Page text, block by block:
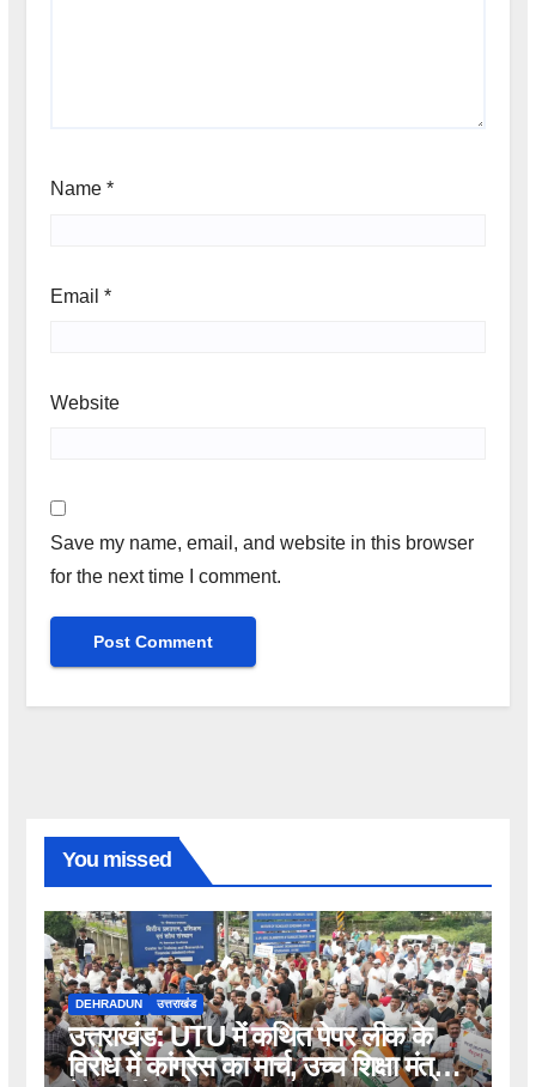
Name *
Email *
Website
Save my name, email, and website in this browser
for the next time I comment.
You missed
DEHRADUN उत्तराखंड
उत्तराखंड: UTU में कथित पेपर लीक के
विरोध में कांग्रेस का मार्च, उच्च शिक्षा मंत्री